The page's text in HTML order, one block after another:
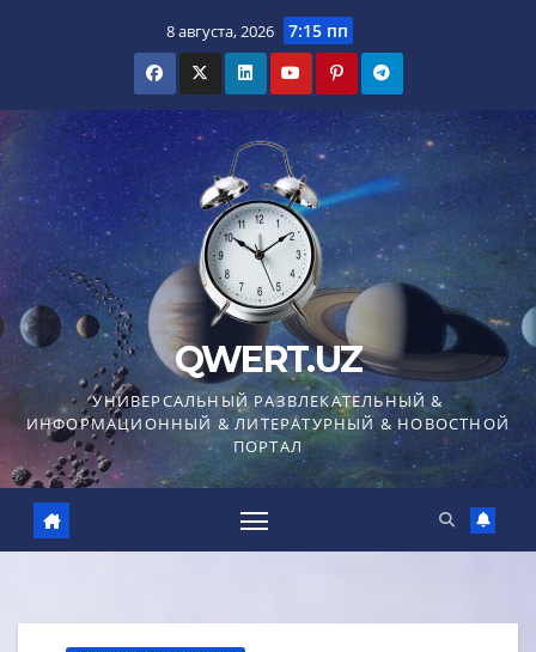
8 августа, 2026 7:15 пп
QWERT.UZ
УНИВЕРСАЛЬНЫЙ РАЗВЛЕКАТЕЛЬНЫЙ &
ИНФОРМАЦИОННЫЙ & ЛИТЕРАТУРНЫЙ & НОВОСТНОЙ
ПОРТАЛ